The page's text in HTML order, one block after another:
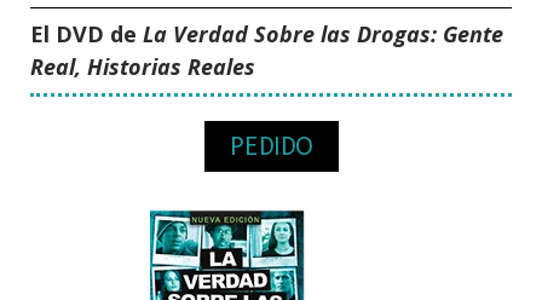
El DVD de La Verdad Sobre las Drogas: Gente
Real, Historias Reales
PEDIDO